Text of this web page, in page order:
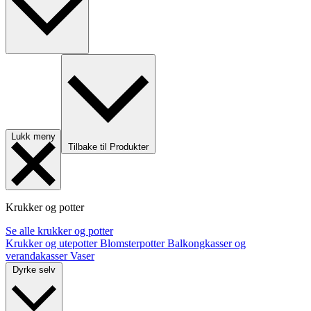
Lukk meny
Tilbake til Produkter
Krukker og potter
Se alle krukker og potter
Krukker og utepotterBlomsterpotterBalkongkasser og
verandakasserVaser